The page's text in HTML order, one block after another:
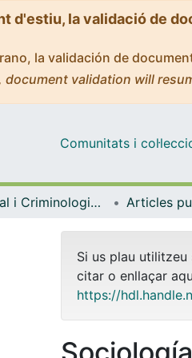
d'estiu, la validació de
la validación de
document validation will
Comunitats i
Dret Penal i Criminologia, i Dret Internacional Públic i Relacions Internacional
Si us plau
citar o enllaçar
https://